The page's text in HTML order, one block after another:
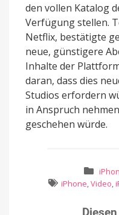
den vollen Katalog
Verfügung stellen.
Netflix, bestätigte
neue, günstigere
Inhalte der
daran, dass dies
Studios erfordern
in Anspruch
geschehen würde.
iPhone,Video,